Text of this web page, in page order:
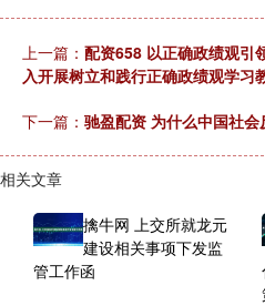
上一篇： 配资658 以正确政绩观引
入开展树立和践行正确政绩观学习
下一篇： 驰盈配资 为什么中国社会
相关文章
擒牛网 上交所就龙元
建设相关事项下发监
管工作函